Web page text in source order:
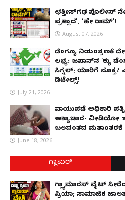
ಛತ್ತೀಸ್‌ಗಢ ಪೊಲೀಸ್
ಪ್ರಹ್ಲಾದ’, ‘ಹೇ ರಾಮ್’!
August 07, 2026
ಡೆಂಗ್ಯೂ ನಿಯಂತ್ರಣಕ್ಕೆ
ಲಭ್ಯ: ಜಪಾನ್‌ನ 'ಕ್ಯು
ಸಿಗ್ನಲ್; ಯಾರಿಗೆ ಸೂಕ್ತ?
ಡಿಟೇಲ್ಸ್!
July 21, 2026
ವಾಯುಪಡೆ ಅಧಿಕಾರಿ
ಅತ್ಯಾಚಾರ- ವೀಡಿಯೋ
ಬಲವಂತದ ಮತಾಂತರಕ್ಕೆ
June 18, 2026
ಗ್ಲಾಮರ್
ಗ್ಲ್ಯಾಮಾರಸ್ ವೈಟ್‌
ಪ್ರಿಯಾ; ಸಾಮಾಜಿಕ